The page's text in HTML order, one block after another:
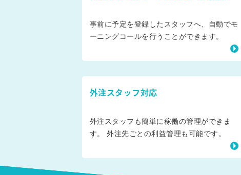
事前に予定を登録したスタッフへ、自動でモ
ーニングコールを行うことができます。
外注スタッフ対応
外注スタッフも簡単に稼働の管理ができま
す。 外注先ごとの利益管理も可能です。